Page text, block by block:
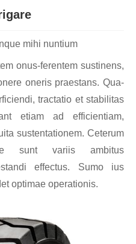
mihi nuntium
onus-ferentem sustinens,
oneris praestans. Qua-
tractatio et stabilitas
etiam ad efficientiam,
sustentationem. Ceterum
sunt variis ambitus
effectus. Sumo ius
optimae operationis.